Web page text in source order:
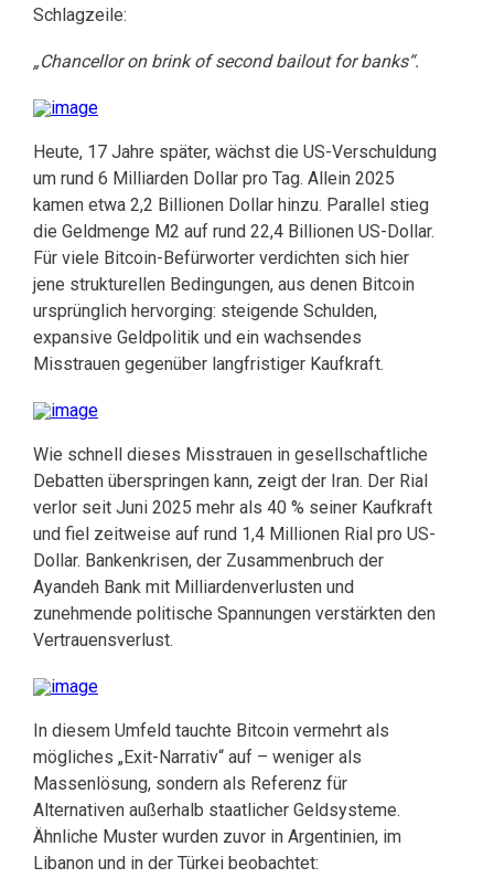
Schlagzeile:
„Chancellor on brink of second bailout for banks“.
Heute, 17 Jahre später, wächst die US-Verschuldung
um rund 6 Milliarden Dollar pro Tag. Allein 2025
kamen etwa 2,2 Billionen Dollar hinzu. Parallel stieg
die Geldmenge M2 auf rund 22,4 Billionen US-Dollar.
Für viele Bitcoin-Befürworter verdichten sich hier
jene strukturellen Bedingungen, aus denen Bitcoin
ursprünglich hervorging: steigende Schulden,
expansive Geldpolitik und ein wachsendes
Misstrauen gegenüber langfristiger Kaufkraft.
Wie schnell dieses Misstrauen in gesellschaftliche
Debatten überspringen kann, zeigt der Iran. Der Rial
verlor seit Juni 2025 mehr als 40 % seiner Kaufkraft
und fiel zeitweise auf rund 1,4 Millionen Rial pro US-
Dollar. Bankenkrisen, der Zusammenbruch der
Ayandeh Bank mit Milliardenverlusten und
zunehmende politische Spannungen verstärkten den
Vertrauensverlust.
In diesem Umfeld tauchte Bitcoin vermehrt als
mögliches „Exit-Narrativ“ auf – weniger als
Massenlösung, sondern als Referenz für
Alternativen außerhalb staatlicher Geldsysteme.
Ähnliche Muster wurden zuvor in Argentinien, im
Libanon und in der Türkei beobachtet: